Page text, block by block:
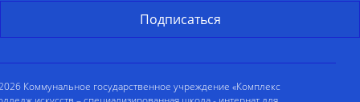
Коммунальное государственное учреждение «Комплекс